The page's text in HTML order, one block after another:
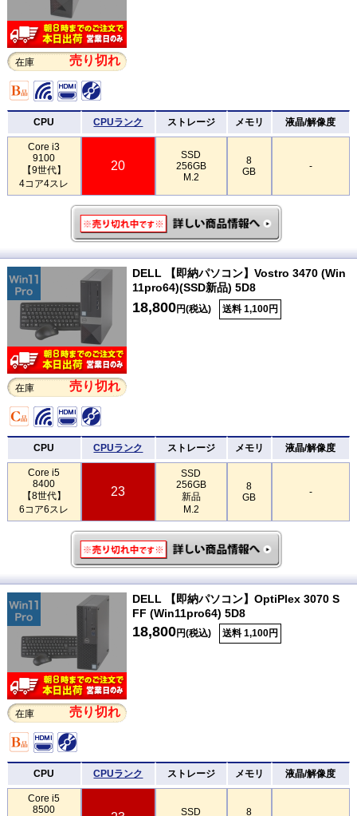
在庫 売り切れ
CPU CPUランク ストレージ メモリ 液晶/解像度
Core i3
9100
【9世代】
4コア4スレ
20
SSD
256GB
M.2
8
GB
-
在庫 売り切れ
DELL 【即納パソコン】Vostro 3470 (Win
11pro64)(SSD新品) 5D8
18,800円(税込) 送料 1,100円
CPU CPUランク ストレージ メモリ 液晶/解像度
Core i5
8400
【8世代】
6コア6スレ
23
SSD
256GB
新品
M.2
8
GB
-
在庫 売り切れ
DELL 【即納パソコン】OptiPlex 3070 S
FF (Win11pro64) 5D8
18,800円(税込) 送料 1,100円
CPU CPUランク ストレージ メモリ 液晶/解像度
Core i5
8500
SSD 8